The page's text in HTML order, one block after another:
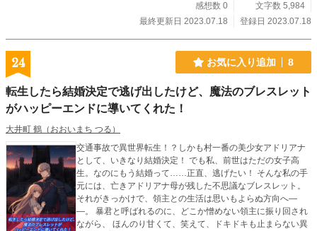
感想数 0
文字数 5,984
最終更新日 2023.07.18
登録日 2023.07.18
24 お気に入り追加 8
転生したら結婚決定で逃げ出したけど、魔法のブレスレット
がハッピーエンドに導いてくれた！
大井町 鶴（おおいまち つる）
交通事故で異世界転生！？しかも村一番の美少女アドリアナ
として、いきなり結婚決定！ でも私、前世はただの女子高
生。なのにもう結婚って……正直、逃げたい！ そんな私の手
元には、亡きアドリアナ母が残した不思議なブレスレット。
それがきっかけで、領主との生活は思いもよらぬ方向へ―
―。 暴君と呼ばれるのに、どこか憎めない領主に振り回され
ながら、 ほんのり甘くて、笑えて、ドキドキも止まらない異